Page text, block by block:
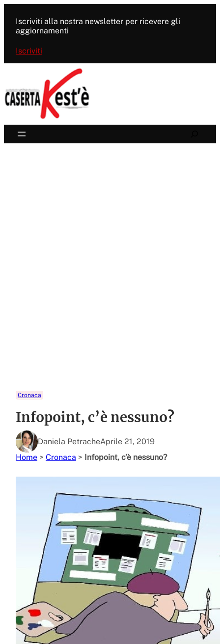
contenuto
Iscriviti alla nostra newsletter per ricevere gli
aggiornamenti
Iscriviti
Cronaca
Infopoint, c’è nessuno?
Daniela PetracheAprile 21, 2019
Home > Cronaca > Infopoint, c’è nessuno?